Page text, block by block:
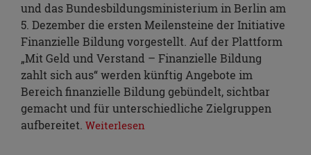
und das Bundesbildungsministerium in Berlin am
5. Dezember die ersten Meilensteine der Initiative
Finanzielle Bildung vorgestellt. Auf der Plattform
„Mit Geld und Verstand – Finanzielle Bildung
zahlt sich aus“ werden künftig Angebote im
Bereich finanzielle Bildung gebündelt, sichtbar
gemacht und für unterschiedliche Zielgruppen
aufbereitet. Weiterlesen